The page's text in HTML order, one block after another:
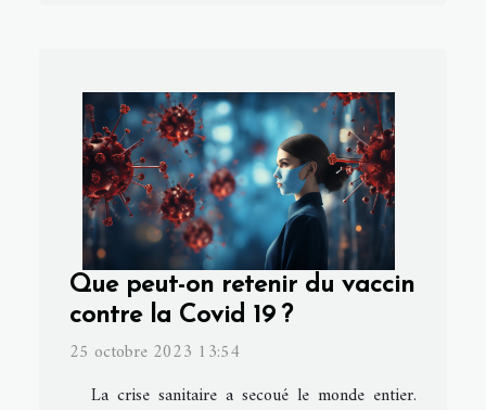
Que peut-on retenir du vaccin
contre la Covid 19 ?
25 octobre 2023 13:54
La crise sanitaire a secoué le monde entier.